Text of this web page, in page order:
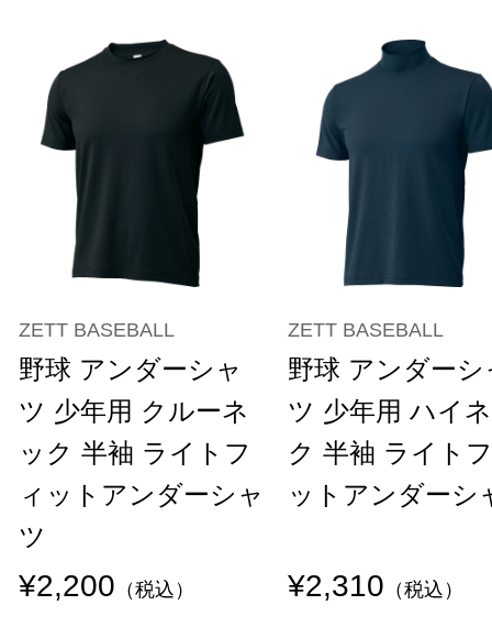
ZETT BASEBALL
野球 アンダーシャ
ツ 少年用 クルーネ
ック 半袖 ライトフ
ィットアンダーシャ
ツ
¥2,200 （税込）
ZETT BASEBALL
野球 アンダーシ
ツ 少年用 ハイ
ク 半袖 ライト
ットアンダーシ
¥2,310 （税込）